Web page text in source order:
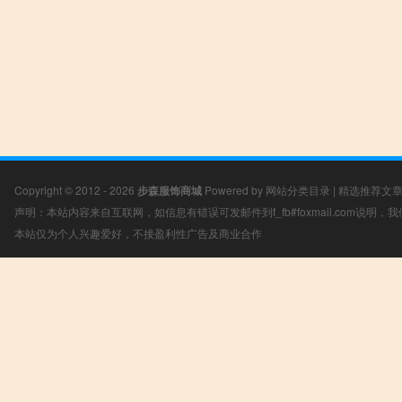
Copyright © 2012 - 2026 步森服饰商城 Powered by 网站分类目录 | 精选推荐文章
声明：本站内容来自互联网，如信息有错误可发邮件到f_fb#foxmail.com说明，
本站仅为个人兴趣爱好，不接盈利性广告及商业合作